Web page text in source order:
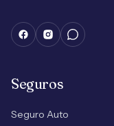
Seguros
Seguro Auto